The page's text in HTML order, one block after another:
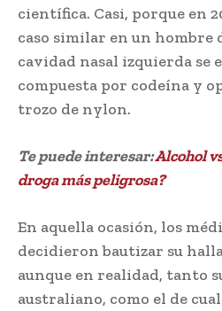
científica. Casi, porque en
caso similar en un hombre
cavidad nasal izquierda se
compuesta por codeína y
trozo de nylon.
Te puede interesar:Alcohol
droga más peligrosa?
En aquella ocasión, los
decidieron bautizar su
aunque en realidad, tanto
australiano, como el de